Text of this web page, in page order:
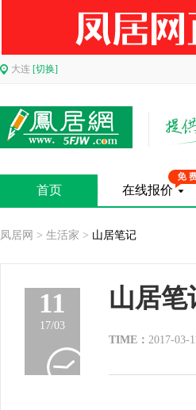
大连 [切换]
首页 在线报价
凤居网 > 生活家 > 山居笔记
11
17/03
山居笔
TIME： 2017-03-